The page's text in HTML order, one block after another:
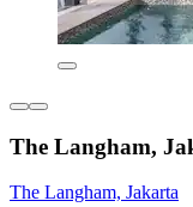
The Langham,
The Langham, Jakarta